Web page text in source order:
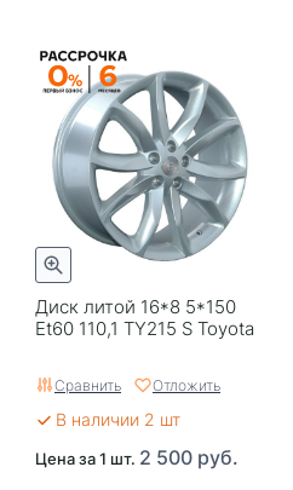
Диск литой 16*8 5*150
Et60 110,1 TY215 S Toyota
Сравнить Отложить
В наличии 2 шт
Цена за 1 шт. 2 500 руб.